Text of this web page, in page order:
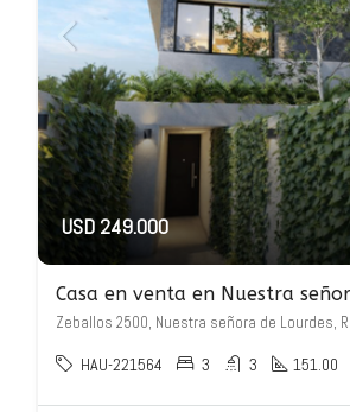
USD 249.000
Casa en venta en Nuestra
Zeballos 2500, Nuestra señora de Lourdes,
HAU-221564 3 3 151.00